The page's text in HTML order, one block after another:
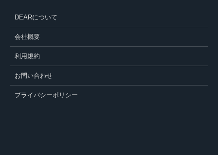
DEARについて
会社概要
利用規約
お問い合わせ
プライバシーポリシー